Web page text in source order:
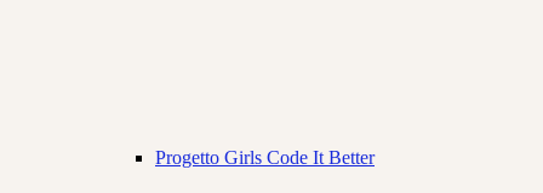
Progetto Girls Code It Better